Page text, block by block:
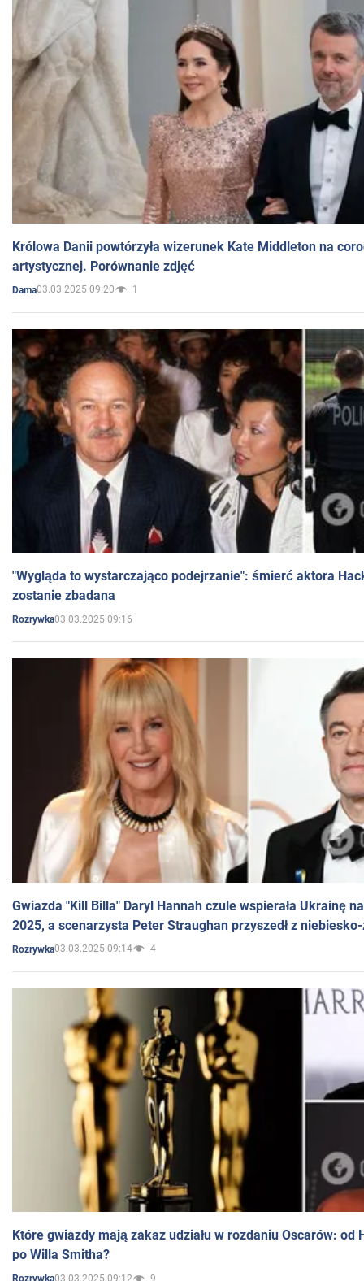
Królowa Danii powtórzyła wizerunek Kate Middleton na
artystycznej. Porównanie zdjęć
Dama03.03.2025 09:20 1
"Wygląda to wystarczająco podejrzanie": śmierć aktora
zostanie zbadana
Rozrywka03.03.2025 09:16
Gwiazda "Kill Billa" Daryl Hannah czule wspierała Ukrainę
2025, a scenarzysta Peter Straughan przyszedł z
Rozrywka03.03.2025 09:14 4
Które gwiazdy mają zakaz udziału w rozdaniu Oscarów: od
po Willa Smitha?
Rozrywka03.03.2025 09:12 9